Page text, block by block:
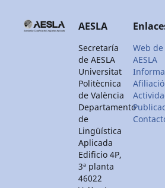
AESLA
Secretaría
de AESLA
Universitat
Politècnica
de València
Departamento
de
Lingüística
Aplicada
Edificio 4P,
3ª planta
46022
Web de
AESLA